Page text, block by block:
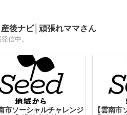
後ナビ│頑張れママさん
信中。
市ソーシャルチャレンジ
【雲南